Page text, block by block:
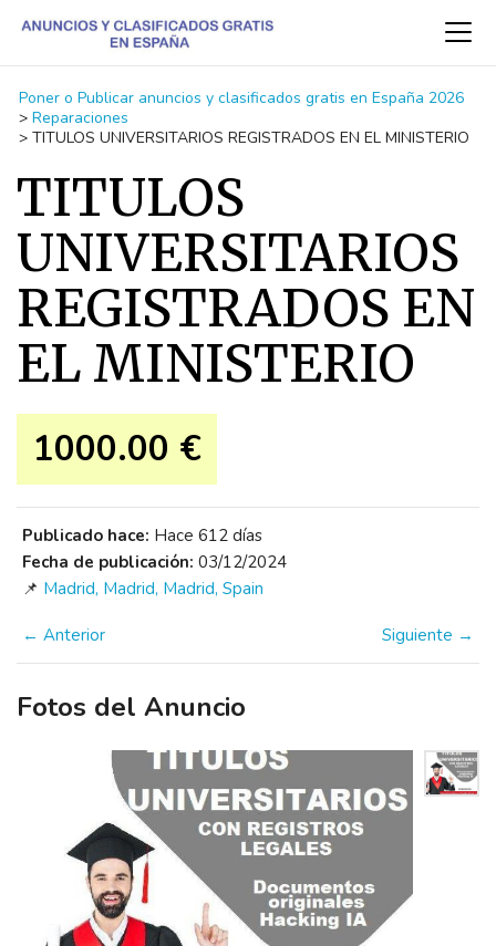
Poner o Publicar anuncios y clasificados gratis en España 2026
> Reparaciones
> TITULOS UNIVERSITARIOS REGISTRADOS EN EL MINISTERIO
TITULOS
UNIVERSITARIOS
REGISTRADOS EN
EL MINISTERIO
1000.00 €
Publicado hace: Hace 612 días
Fecha de publicación: 03/12/2024
📌 Madrid, Madrid, Madrid, Spain
← Anterior Siguiente →
Fotos del Anuncio